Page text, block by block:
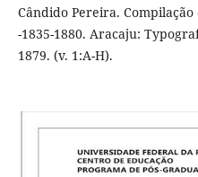
Cândido Pereira.
-1835-1880. Aracaju:
1879. (v. 1:A-H).